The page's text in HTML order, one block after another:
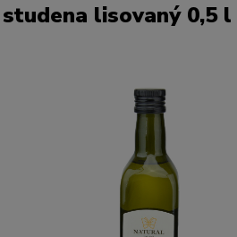
lisovaný 0,5 l